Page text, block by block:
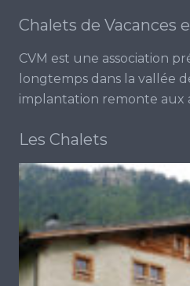
Chalets de Vacances
CVM est une association
longtemps dans la vallée
implantation remonte aux
Les Chalets